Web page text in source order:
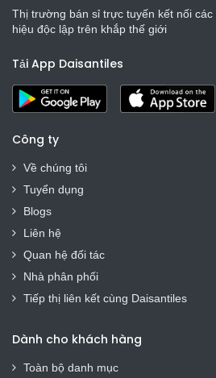
Thị trường bán sỉ trực tuyến kết nối
hiệu độc lập trên khắp thế giới
Tải App Daisantiles
Công ty
Về chúng tôi
Tuyển dụng
Blogs
Liên hệ
Quan hệ đối tác
Nhà phân phối
Tiếp thị liên kết cùng Daisantiles
Dành cho khách hàng
Toàn bộ danh mục